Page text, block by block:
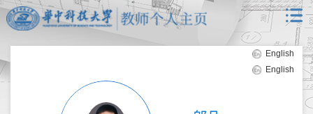
English
English